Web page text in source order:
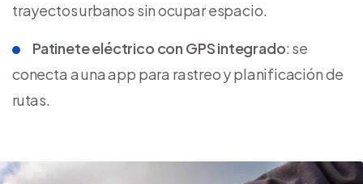
trayectos urbanos sin ocupar espacio.
Patinete eléctrico con GPS integrado: se
conecta a una app para rastreo y planificación de
rutas.